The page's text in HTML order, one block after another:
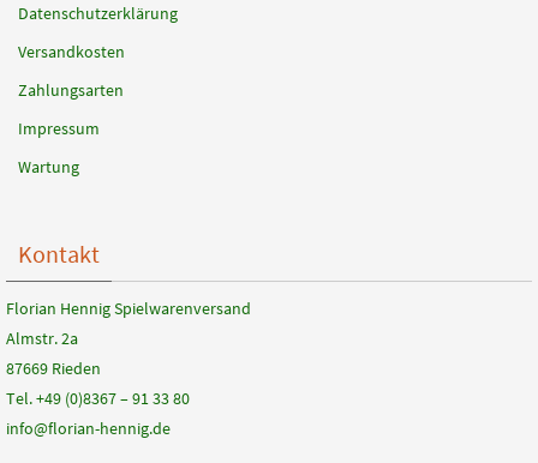
Datenschutzerklärung
Versandkosten
Zahlungsarten
Impressum
Wartung
Kontakt
Florian Hennig Spielwarenversand
Almstr. 2a
87669 Rieden
Tel. +49 (0)8367 – 91 33 80
info@florian-hennig.de